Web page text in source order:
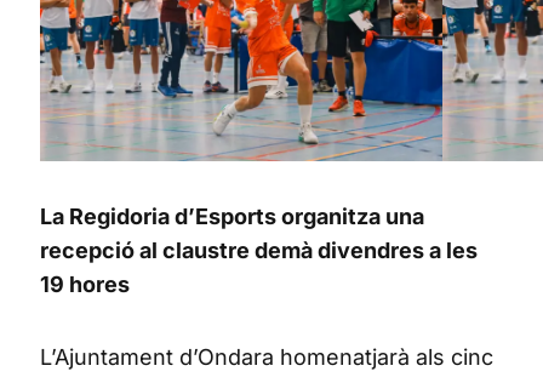
La Regidoria d’Esports organitza una
recepció al claustre demà divendres a les
19 hores
L’Ajuntament d’Ondara homenatjarà als cinc